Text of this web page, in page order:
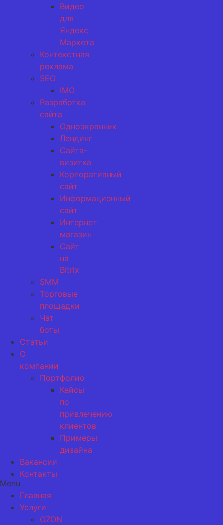
Видео
для
Яндекс
Маркета
Контекстная
реклама
SEO
IMO
Разработка
сайта
Одноэкранник
Лендинг
Сайта-
визитка
Корпоративный
сайт
Информационный
сайт
Интернет
магазин
Сайт
на
Bitrix
SMM
Торговые
площадки
Чат
боты
Статьи
О
компании
Портфолио
Кейсы
по
привлечению
клиентов
Примеры
дизайна
Вакансии
Контакты
Menu
Главная
Услуги
OZON